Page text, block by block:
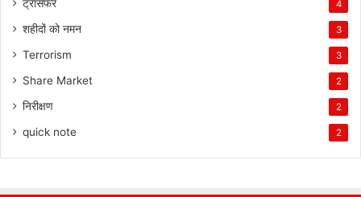
ट्रांसफर 4
शहीदों को नमन 3
Terrorism 3
Share Market 2
निरीक्षण 2
quick note 2